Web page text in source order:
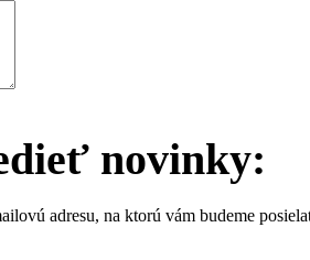
novinky:
adresu, na ktorú vám budeme